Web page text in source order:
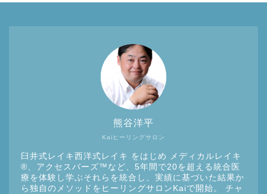
Kaiヒーリングサロン
熊谷洋平
臼井式レイキ西洋式レイキ をはじめ メディカルレイキ
®︎、アクセスバーズ™など、5年間で20を超える統合医
療を体験し学ぶそれらを統合し、実績に基づいた結果か
ら独自のメソッドをヒーリングサロンKaiで開始。 チャ